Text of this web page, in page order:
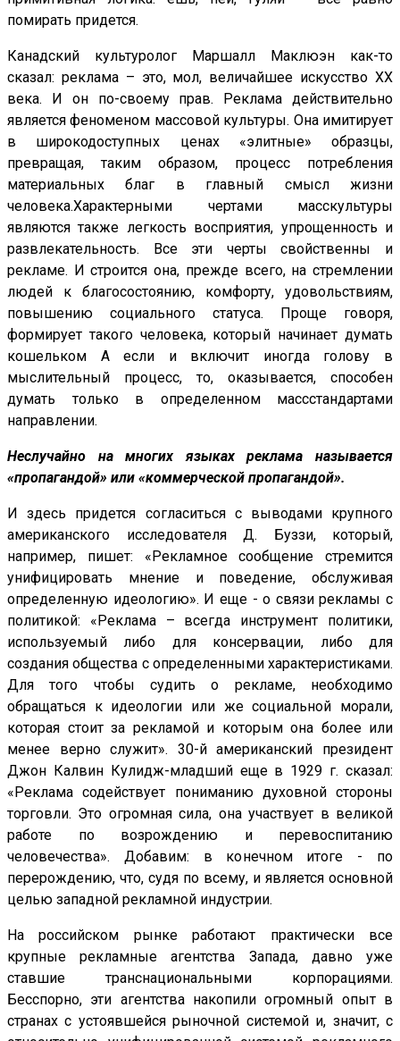
помирать придется.
Канадский культуролог Маршалл Маклюэн как-то
сказал: реклама – это, мол, величайшее искусство XX
века. И он по-своему прав. Реклама действительно
является феноменом массовой культуры. Она имитирует
в широкодоступных ценах «элитные» образцы,
превращая, таким образом, процесс потребления
материальных благ в главный смысл жизни
человека.Характерными чертами масскультуры
являются также легкость восприятия, упрощенность и
развлекательность. Все эти черты свойственны и
рекламе. И строится она, прежде всего, на стремлении
людей к благосостоянию, комфорту, удовольствиям,
повышению социального статуса. Проще говоря,
формирует такого человека, который начинает думать
кошельком А если и включит иногда голову в
мыслительный процесс, то, оказывается, способен
думать только в определенном массстандартами
направлении.
Неслучайно на многих языках реклама называется
«пропагандой» или «коммерческой пропагандой».
И здесь придется согласиться с выводами крупного
американского исследователя Д. Буззи, который,
например, пишет: «Рекламное сообщение стремится
унифицировать мнение и поведение, обслуживая
определенную идеологию». И еще - о связи рекламы с
политикой: «Реклама – всегда инструмент политики,
используемый либо для консервации, либо для
создания общества с определенными характеристиками.
Для того чтобы судить о рекламе, необходимо
обращаться к идеологии или же социальной морали,
которая стоит за рекламой и которым она более или
менее верно служит». 30-й американский президент
Джон Калвин Кулидж-младший еще в 1929 г. сказал:
«Реклама содействует пониманию духовной стороны
торговли. Это огромная сила, она участвует в великой
работе по возрождению и перевоспитанию
человечества». Добавим: в конечном итоге - по
перерождению, что, судя по всему, и является основной
целью западной рекламной индустрии.
На российском рынке работают практически все
крупные рекламные агентства Запада, давно уже
ставшие транснациональными корпорациями.
Бесспорно, эти агентства накопили огромный опыт в
странах с устоявшейся рыночной системой и, значит, с